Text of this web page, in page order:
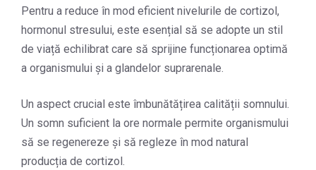
Pentru a reduce în mod eficient nivelurile de cortizol,
hormonul stresului, este esențial să se adopte un stil
de viață echilibrat care să sprijine funcționarea optimă
a organismului și a glandelor suprarenale.
Un aspect crucial este îmbunătățirea calității somnului.
Un somn suficient la ore normale permite organismului
să se regenereze și să regleze în mod natural
producția de cortizol.